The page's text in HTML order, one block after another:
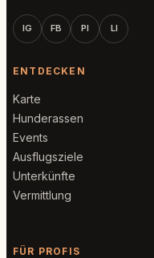
IG FB PI LI
ENTDECKEN
Karte
Hunderassen
Events
Ausflugsziele
Unterkünfte
Vermittlung
FÜR PROFIS